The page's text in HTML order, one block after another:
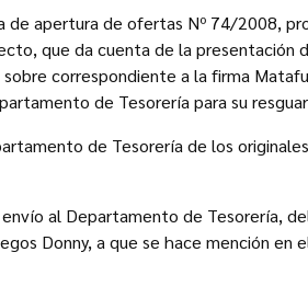
apertura de ofertas Nº 74/2008,
que da cuenta de la presentación
correspondiente a la firma
de Tesorería para su
de Tesorería de los
al Departamento de Tesorería,
Donny, a que se hace mención